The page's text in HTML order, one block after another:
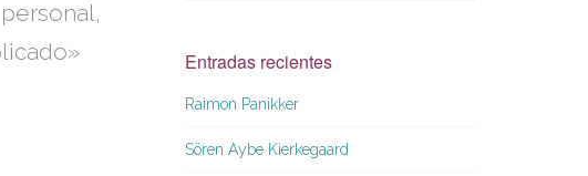
NUESTRA
IMAGEN
EQUIPO
Entradas recientes
Raimon Panikker
Sören Aybe Kierkegaard